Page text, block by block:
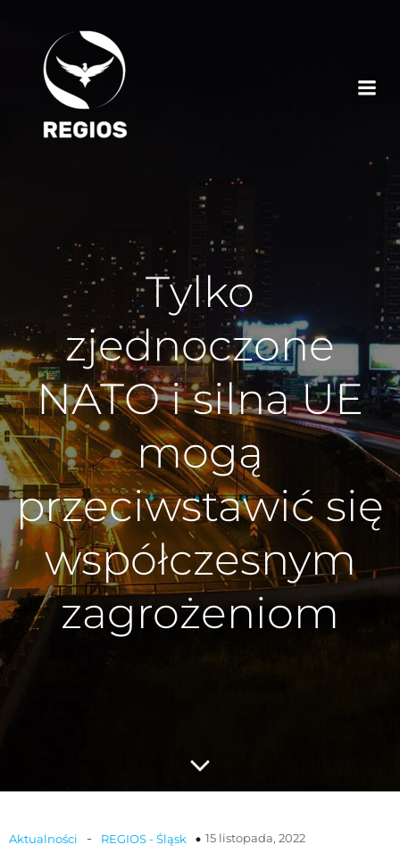
Tylko
zjednoczone
NATO i silna UE
mogą
przeciwstawić się
współczesnym
zagrożeniom
Aktualności - REGIOS - Śląsk 15 listopada, 2022